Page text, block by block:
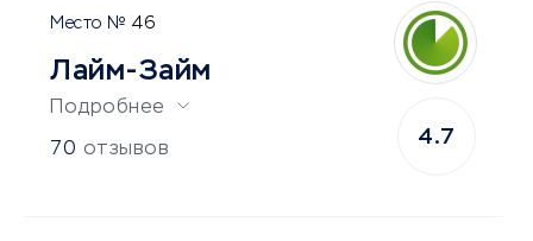
46
Лайм-Займ
Подробнее
70 отзывов
4.7